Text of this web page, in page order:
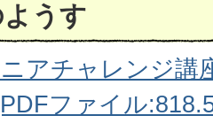
うす
アチャレンジ講
ファイル